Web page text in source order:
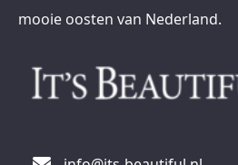
mooie oosten van Nederland.